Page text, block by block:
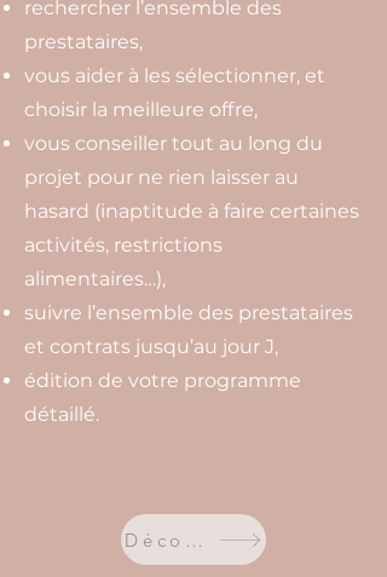
rechercher l’ensemble des
prestataires,
vous aider à les sélectionner, et
choisir la meilleure offre,
vous conseiller tout au long du
projet pour ne rien laisser au
hasard (inaptitude à faire certaines
activités, restrictions
alimentaires…),
suivre l’ensemble des prestataires
et contrats jusqu’au jour J,
édition de votre programme
détaillé.
Découvrir notre offre